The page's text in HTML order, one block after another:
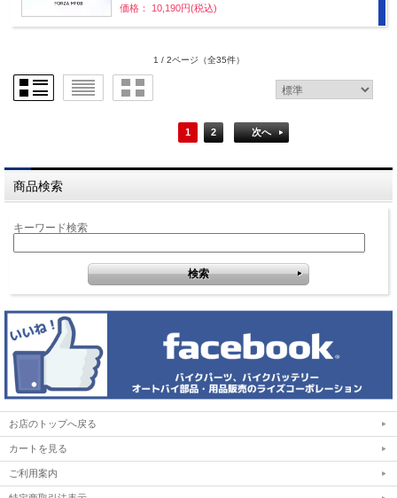
価格： 10,190円(税込)
1 / 2ページ （全35件）
1 2 次へ
商品検索
キーワード検索
お店のトップへ戻る
カートを見る
ご利用案内